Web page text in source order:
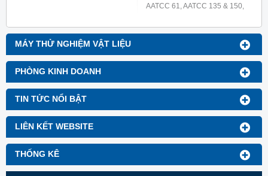
MÁY THỬ NGHIỆM VẬT LIỆU
PHÒNG KINH DOANH
TIN TỨC NỔI BẬT
LIÊN KẾT WEBSITE
THỐNG KÊ
AATCC 61, AATCC 135 & 150,